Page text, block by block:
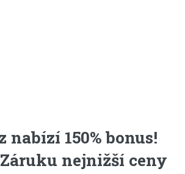
nabízí 150% bonus!
nejnižší ceny